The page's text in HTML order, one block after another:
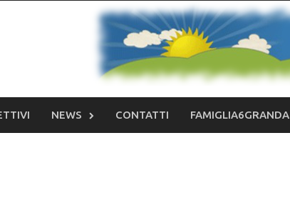
NEWS CONTATTI FAMIGLIA6GRANDA